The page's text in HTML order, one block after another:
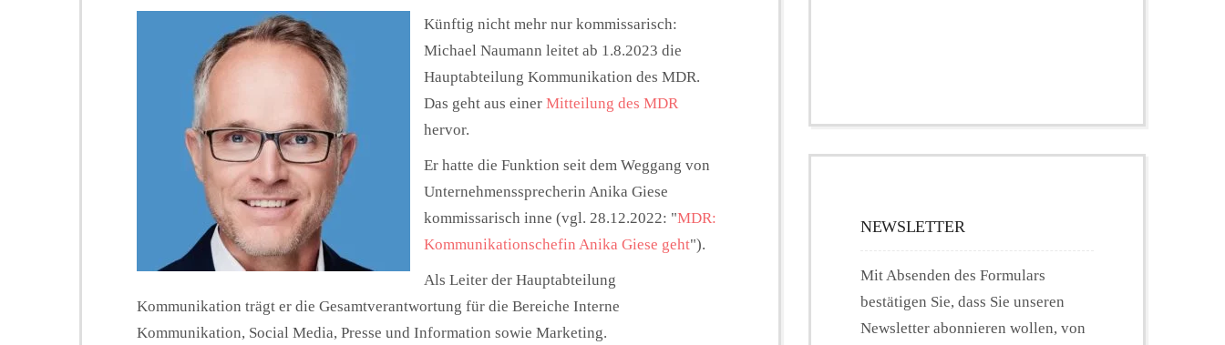
Künftig nicht mehr nur kommissarisch:
Michael Naumann leitet ab 1.8.2023 die
Hauptabteilung Kommunikation des MDR.
Das geht aus einer Mitteilung des MDR
hervor.
Er hatte die Funktion seit dem Weggang von
Unternehmenssprecherin Anika Giese
kommissarisch inne (vgl. 28.12.2022: "MDR:
Kommunikationschefin Anika Giese geht").
Als Leiter der Hauptabteilung
Kommunikation trägt er die Gesamtverantwortung für die Bereiche Interne
Kommunikation, Social Media, Presse und Information sowie Marketing.
NEWSLETTER
Mit Absenden des Formulars
bestätigen Sie, dass Sie unseren
Newsletter abonnieren wollen, von